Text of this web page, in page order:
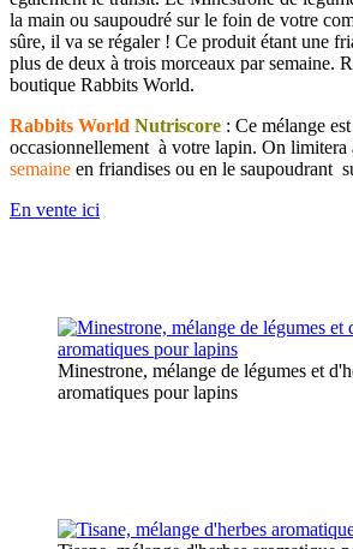
la main ou saupoudré sur le foin de votre
sûre, il va se régaler ! Ce produit étant une
plus de deux à trois morceaux par semaine.
boutique Rabbits World.
Rabbits World Nutriscore : Ce mélange
occasionnellement à votre lapin. On limitera
semaine en friandises ou en le saupoudrant
En vente ici
Minestrone, mélange de légumes et
aromatiques pour lapins